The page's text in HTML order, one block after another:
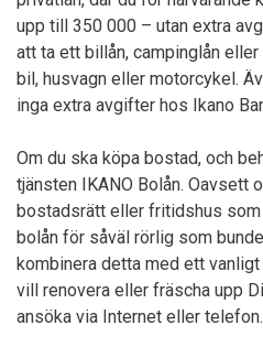
upp till 350 000 – utan extra
att ta ett billån, campinglån
bil, husvagn eller motorcykel.
inga extra avgifter hos Ikano
Om du ska köpa bostad, och
tjänsten IKANO Bolån. Oavsett
bostadsrätt eller fritidshus
bolån för såväl rörlig som
kombinera detta med ett vanligt
vill renovera eller fräscha upp
ansöka via Internet eller telefon.